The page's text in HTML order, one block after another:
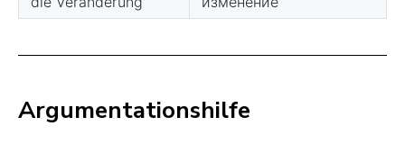
Argumentationshilfe